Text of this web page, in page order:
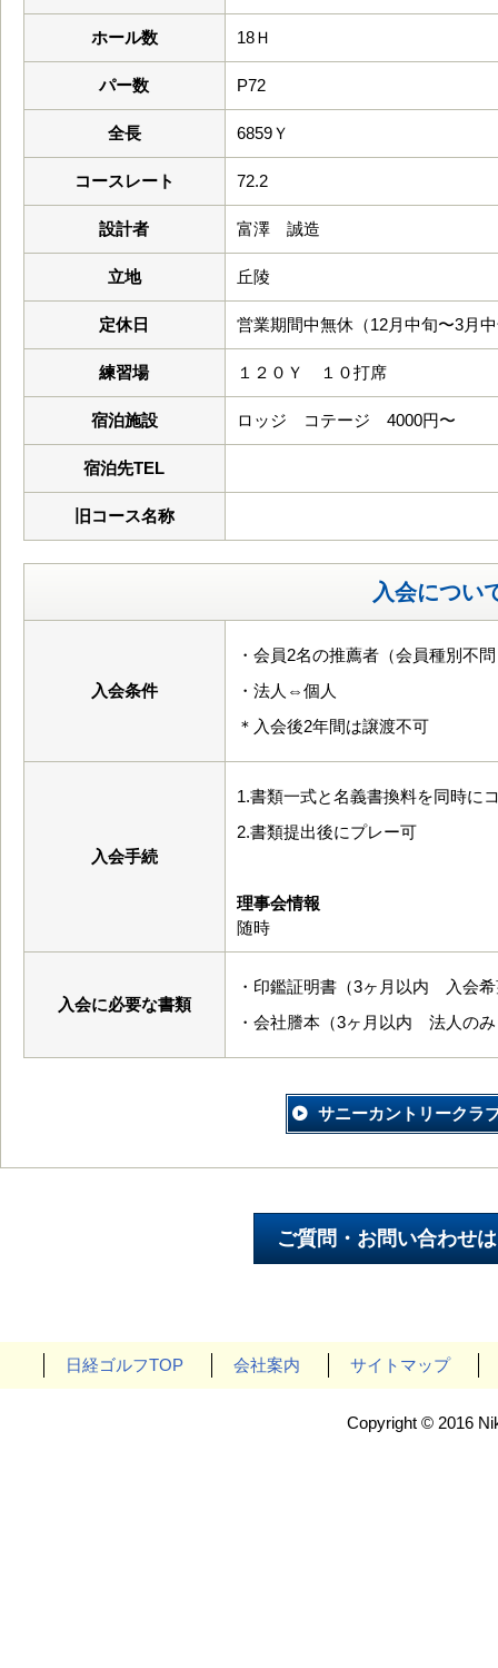
ホール数 18Ｈ
パー数 P72
全長 6859Ｙ
コースレート 72.2
設計者 富澤 誠造
立地 丘陵
定休日 営業期間中無休（12月中旬〜3月
練習場 １２０Ｙ １０打席
宿泊施設 ロッジ コテージ 4000円〜
宿泊先TEL
旧コース名称
入会につい
入会条件
・会員2名の推薦者（会員種別不
・法人⇔個人
＊入会後2年間は譲渡不可
入会手続
1.書類一式と名義書換料を同時に
2.書類提出後にプレー可
理事会情報
随時
入会に必要な書類
・印鑑証明書（3ヶ月以内 入会
・会社謄本（3ヶ月以内 法人の
サニーカントリークラ
日経ゴルフTOP 会社案内 サイトマップ
Copyright © 2016